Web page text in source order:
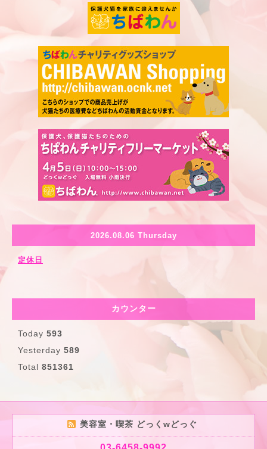
2026.08.06 Thursday
定休日
カウンター
Today 593
Yesterday 589
Total 851361
美容室・喫茶 どっくwどっぐ